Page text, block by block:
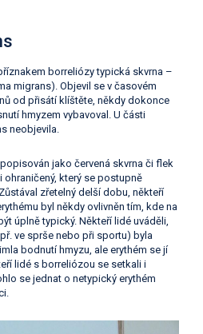
borreliózy typická skvrna –
migrans). Objevil se v časovém
od přisátí klíštěte, někdy dokonce
hmyzem vybavoval. U části
neobjevila.
jako červená skvrna či flek
ohraničený, který se postupně
zřetelný delší dobu, někteří
byl někdy ovlivněn tím, kde na
úplně typický. Někteří lidé uváděli,
ve sprše nebo při sportu) byla
bodnutí hmyzu, ale erythém se jí
lidé s borreliózou se setkali i
se jednat o netypický erythém